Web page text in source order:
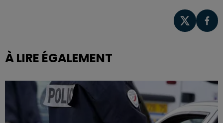
À LIRE ÉGALEMENT